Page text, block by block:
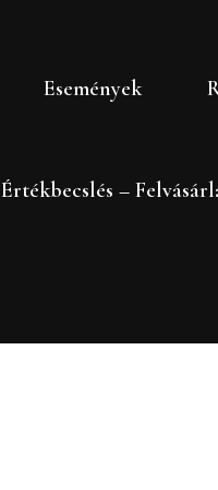
Események
Értékbecslés –